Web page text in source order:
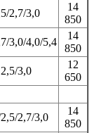
2,7/3,0
14
850
3,0/4,0/5,4
14
850
2,5/3,0
12
650
2,7/3,0
14
850